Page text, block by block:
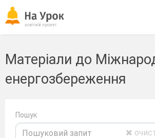
Матеріали до
енергозбереження
Пошук